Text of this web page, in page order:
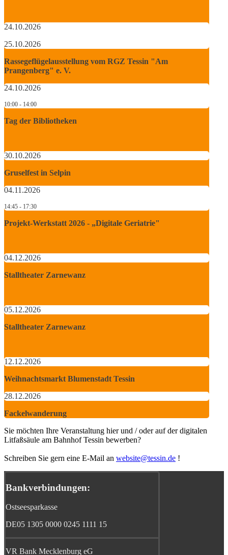
24.10.2026
25.10.2026
Rassegeflügelausstellung vom RGZ Tessin "Am
Prangenberg" e. V.
24.10.2026
10:00 - 14:00
Tag der Bibliotheken
30.10.2026
Gruselfest in Selpin
04.11.2026
14:45 - 17:30
Projekt-Werkstatt 2026 - „Digitale Geriatrie"
04.12.2026
Stalltheater Zarnewanz
05.12.2026
Stalltheater Zarnewanz
12.12.2026
Weihnachtsmarkt Blumenstadt Tessin
28.12.2026
Fackelwanderung
Sie möchten Ihre Veranstaltung hier und / oder auf der digitalen
Litfaßsäule am Bahnhof Tessin bewerben?
Schreiben Sie gern eine E-Mail an website@tessin.de !
Bankverbindungen:
Ostseesparkasse
DE05 1305 0000 0245 1111 15
VR Bank Mecklenburg eG